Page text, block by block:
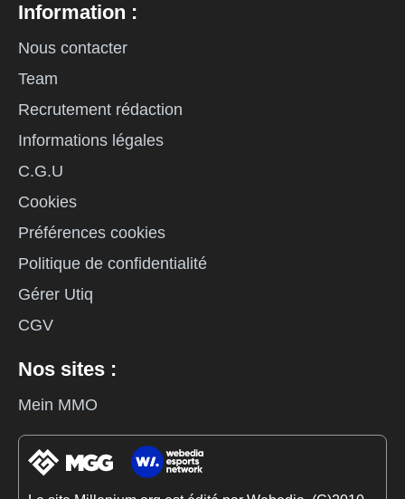
Information :
Nous contacter
Team
Recrutement rédaction
Informations légales
C.G.U
Cookies
Préférences cookies
Politique de confidentialité
Gérer Utiq
CGV
Nos sites :
Mein MMO